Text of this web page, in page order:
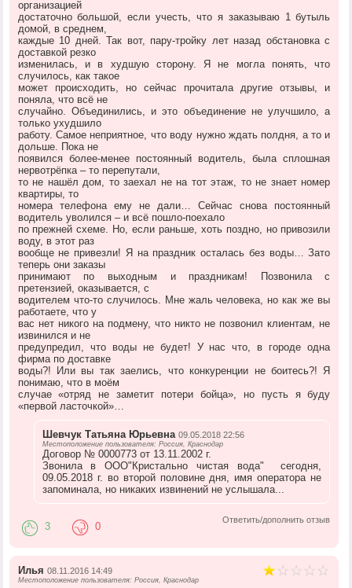
организацией
достаточно большой, если учесть, что я заказываю 1 бутыль
домой, в среднем,
каждые 10 дней. Так вот, пару-тройку лет назад обстановка с
доставкой резко
изменилась, и в худшую сторону. Я не могла понять, что
случилось, как такое
может происходить, но сейчас прочитала другие отзывы, и
поняла, что всё не
случайно. Объединились, и это объединение не улучшило, а
только ухудшило
работу. Самое неприятное, что воду нужно ждать полдня, а то и
дольше. Пока не
появился более-менее постоянный водитель, была сплошная
нервотрёпка – то перепутали,
то не нашёл дом, то заехал не на тот этаж, то не знает номер
квартиры, то
номера телефона ему не дали… Сейчас снова постоянный
водитель уволился – и всё пошло-поехало
по прежней схеме. Но, если раньше, хоть поздно, но привозили
воду, в этот раз
вообще не привезли! Я на праздник осталась без воды… Зато
теперь они заказы
принимают по выходным и праздникам! Позвонила с
претензией, оказывается, с
водителем что-то случилось. Мне жаль человека, но как же вы
работаете, что у
вас нет никого на подмену, что никто не позвонил клиентам, не
извинился и не
предупредил, что воды не будет! У нас что, в городе одна
фирма по доставке
воды?! Или вы так заелись, что конкуренции не боитесь?! Я
понимаю, что в моём
случае «отряд не заметит потери бойца», но пусть я буду
«первой ласточкой»…
Шевчук Татьяна Юрьевна 09.05.2018 22:56
Местоположение пользователя: Россия, Краснодар
Договор № 0000773 от 13.11.2002 г.
Звонила в ООО"Кристально чистая вода" сегодня,
09.05.2018 г. во второй половине дня, имя оператора не
запоминала, но никаких извинений не услышала...
Ответить/дополнить отзыв
3 0
Илья 08.11.2016 14:49
Местоположение пользователя: Россия, Краснодар